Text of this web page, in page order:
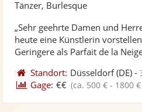
Tänzer, Burlesque
„Sehr geehrte Damen und
heute eine Künstlerin
Geringere als Parfait de la
Standort: Düsseldorf(DE) -
Gage: €€ (ca. 500 € - 1800